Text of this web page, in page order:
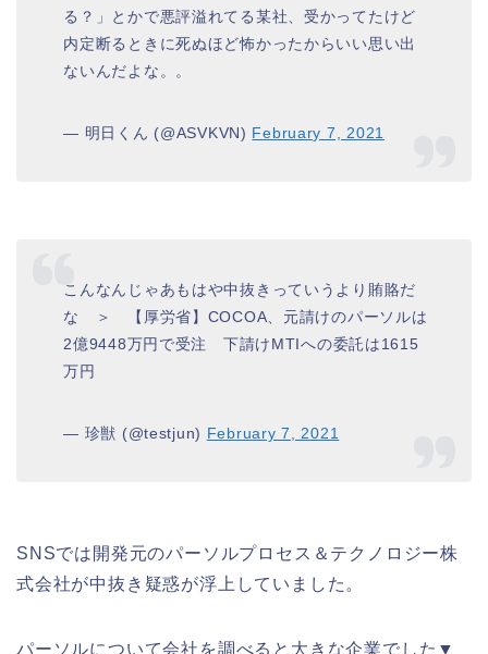
る？」とかで悪評溢れてる某社、受かってたけど
内定断るときに死ぬほど怖かったからいい思い出
ないんだよな。。
— 明日くん (@ASVKVN) February 7, 2021
こんなんじゃあもはや中抜きっていうより賄賂だ
な ＞ 【厚労省】COCOA、元請けのパーソルは
2億9448万円で受注 下請けMTIへの委託は1615
万円
— 珍獣 (@testjun) February 7, 2021
SNSでは開発元のパーソルプロセス＆テクノロジー株
式会社が中抜き疑惑が浮上していました。
パーソルについて会社を調べると大きな企業でした▼